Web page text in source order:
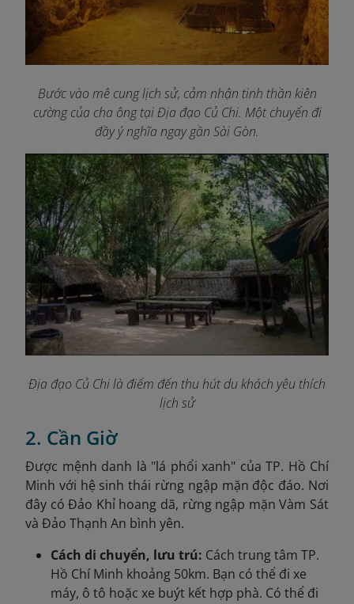
Bước vào mê cung lịch sử, cảm nhận tinh thần kiên
cường của cha ông tại Địa đạo Củ Chi. Một chuyến đi
đầy ý nghĩa ngay gần Sài Gòn.
Địa đạo Củ Chi là điểm đến thu hút du khách yêu thích
lịch sử
2. Cần Giờ
Được mệnh danh là "lá phổi xanh" của TP. Hồ Chí
Minh với hệ sinh thái rừng ngập mặn độc đáo. Nơi
đây có Đảo Khỉ hoang dã, rừng ngập mặn Vàm Sát
và Đảo Thạnh An bình yên.
Cách di chuyển, lưu trú: Cách trung tâm TP.
Hồ Chí Minh khoảng 50km. Bạn có thể đi xe
máy, ô tô hoặc xe buýt kết hợp phà. Có thể đi